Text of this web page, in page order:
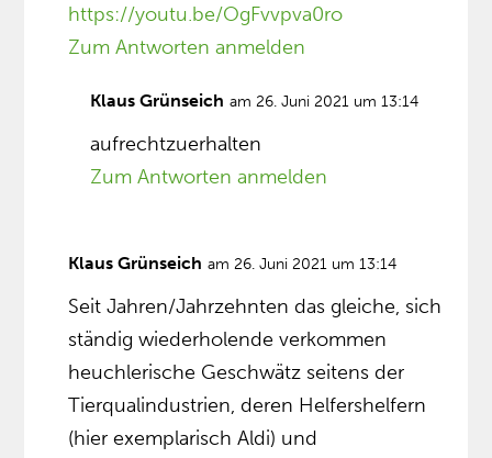
https://youtu.be/OgFvvpva0ro
Zum Antworten anmelden
Klaus Grünseich am 26. Juni 2021 um 13:14
aufrechtzuerhalten
Zum Antworten anmelden
Klaus Grünseich am 26. Juni 2021 um 13:14
Seit Jahren/Jahrzehnten das gleiche, sich
ständig wiederholende verkommen
heuchlerische Geschwätz seitens der
Tierqualindustrien, deren Helfershelfern
(hier exemplarisch Aldi) und